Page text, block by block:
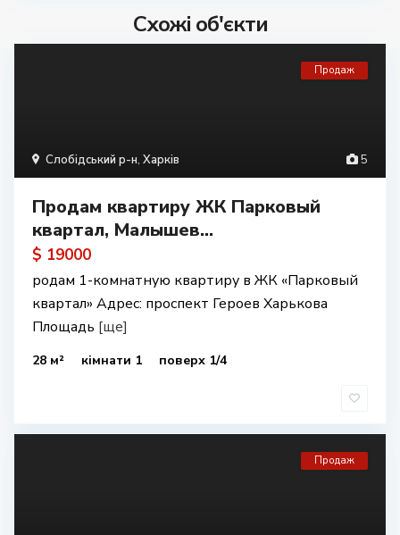
Схожі об'єкти
5
Слобідський р-н, Харків
Продаж
Продам квартиру ЖК Парковый
квартал, Малышев...
$ 19000
родам 1-комнатную квартиру в ЖК «Парковый
квартал» Адрес: проспект Героев Харькова
Площадь [ще]
28 м² кімнати 1 поверх 1/4
Продаж